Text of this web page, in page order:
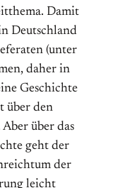
Damit
Deutschland
(unter
daher in
Geschichte
über den
über das
geht der
der
leicht